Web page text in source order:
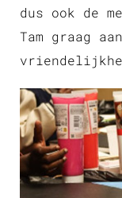
dus ook de
Tam graag